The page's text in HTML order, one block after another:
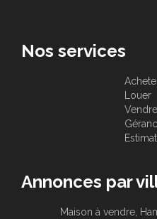
Nos services
Louer
Vendre
Annonces par
Maison à vendre,